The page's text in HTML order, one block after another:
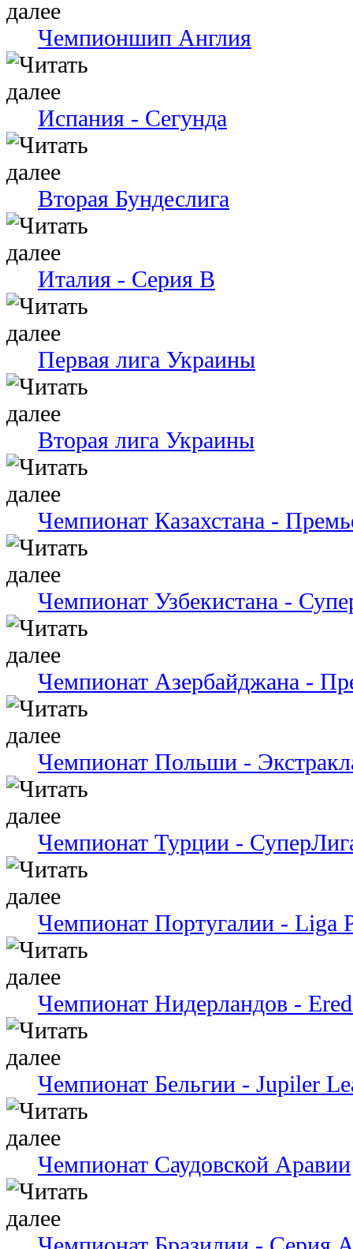
Чемпионшип Англия
Испания - Сегунда
Вторая Бундеслига
Италия - Серия В
Первая лига Украины
Вторая лига Украины
Чемпионат Казахстана -
Чемпионат Узбекистана -
Чемпионат Азербайджана -
Чемпионат Польши -
Чемпионат Турции -
Чемпионат Португалии - Liga
Чемпионат Нидерландов -
Чемпионат Бельгии - Jupiler
Чемпионат Саудовской Аравии